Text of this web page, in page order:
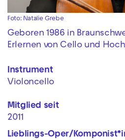
Foto: Natalie Grebe
Geboren 1986 in
Erlernen von Cello und
Instrument
Violoncello
Mitglied seit
2011
Lieblings-Oper/